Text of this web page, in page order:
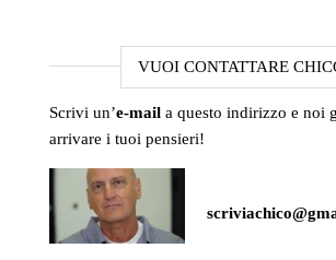
VUOI CONTATTARE
Scrivi un’e-mail a questo indirizzo e noi
arrivare i tuoi pensieri!